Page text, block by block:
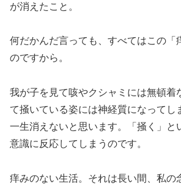
が消えたこと。
何だかんだ言っても、すべてはこの「
のですから。
我が子を見て咳やクシャミには無頓着
て掻いている姿には神経質になってし
一生消えないと思います。「掻く」と
意識に反応してしまうのです。
痒みのない生活。それは長い間、私の